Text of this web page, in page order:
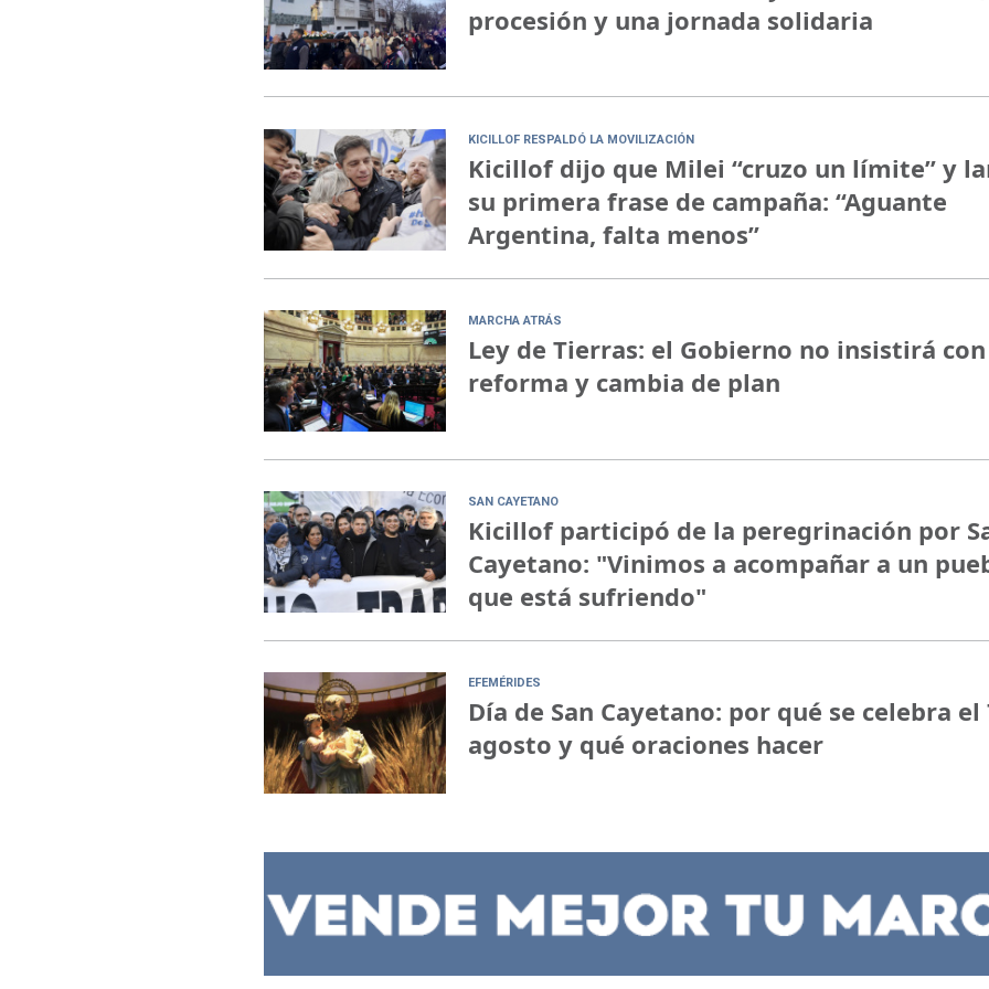
procesión y una jornada solidaria
KICILLOF RESPALDÓ LA MOVILIZACIÓN
Kicillof dijo que Milei “cruzo un límite” y
su primera frase de campaña: “Aguante
Argentina, falta menos”
MARCHA ATRÁS
Ley de Tierras: el Gobierno no insistirá
reforma y cambia de plan
SAN CAYETANO
Kicillof participó de la peregrinación por
Cayetano: "Vinimos a acompañar a un
que está sufriendo"
EFEMÉRIDES
Día de San Cayetano: por qué se celebra el
agosto y qué oraciones hacer